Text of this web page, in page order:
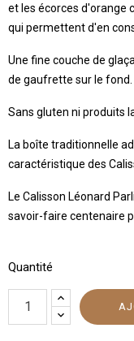
et les écorces d'orange
qui permettent d'en
Une fine couche de
de gaufrette sur le fond.
Sans gluten ni produits
La boîte traditionnelle
caractéristique des
Le Calisson Léonard
savoir-faire centenaire
Quantité